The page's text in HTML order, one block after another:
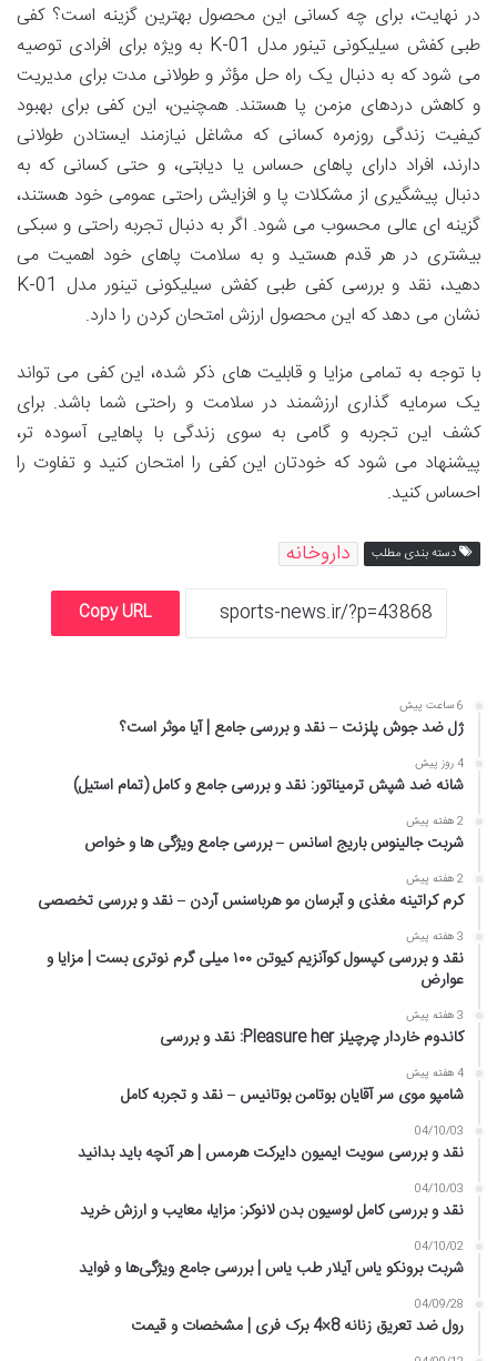
در نهایت، برای چه کسانی این محصول بهترین گزینه است؟ کفی
طبی کفش سیلیکونی تینور مدل K-01 به ویژه برای افرادی توصیه
می شود که به دنبال یک راه حل مؤثر و طولانی مدت برای مدیریت
و کاهش دردهای مزمن پا هستند. همچنین، این کفی برای بهبود
کیفیت زندگی روزمره کسانی که مشاغل نیازمند ایستادن طولانی
دارند، افراد دارای پاهای حساس یا دیابتی، و حتی کسانی که به
دنبال پیشگیری از مشکلات پا و افزایش راحتی عمومی خود هستند،
گزینه ای عالی محسوب می شود. اگر به دنبال تجربه راحتی و سبکی
بیشتری در هر قدم هستید و به سلامت پاهای خود اهمیت می
دهید، نقد و بررسی کفی طبی کفش سیلیکونی تینور مدل K-01
نشان می دهد که این محصول ارزش امتحان کردن را دارد.
با توجه به تمامی مزایا و قابلیت های ذکر شده، این کفی می تواند
یک سرمایه گذاری ارزشمند در سلامت و راحتی شما باشد. برای
کشف این تجربه و گامی به سوی زندگی با پاهایی آسوده تر،
پیشنهاد می شود که خودتان این کفی را امتحان کنید و تفاوت را
احساس کنید.
دسته بندی مطلب داروخانه
Copy URL
6 ساعت پیش
ژل ضد جوش پلزنت – نقد و بررسی جامع | آیا موثر است؟
4 روز پیش
شانه ضد شپش ترمیناتور: نقد و بررسی جامع و کامل (تمام استیل)
2 هفته پیش
شربت جالینوس باریج اسانس – بررسی جامع ویژگی ها و خواص
2 هفته پیش
کرم کراتینه مغذی و آبرسان مو هرباسنس آردن – نقد و بررسی تخصصی
3 هفته پیش
نقد و بررسی کپسول کوآنزیم کیوتن ۱۰۰ میلی گرم نوتری بست | مزایا و
عوارض
3 هفته پیش
کاندوم خاردار چرچیلز Pleasure her: نقد و بررسی
4 هفته پیش
شامپو موی سر آقایان بوتامن بوتانیس – نقد و تجربه کامل
04/10/03
نقد و بررسی سویت ایمیون دایرکت هرمس | هر آنچه باید بدانید
04/10/03
نقد و بررسی کامل لوسیون بدن لانوکر: مزایا، معایب و ارزش خرید
04/10/02
شربت برونکو یاس آیلار طب یاس | بررسی جامع ویژگی‌ها و فواید
04/09/28
رول ضد تعریق زنانه 8×4 برک فری | مشخصات و قیمت